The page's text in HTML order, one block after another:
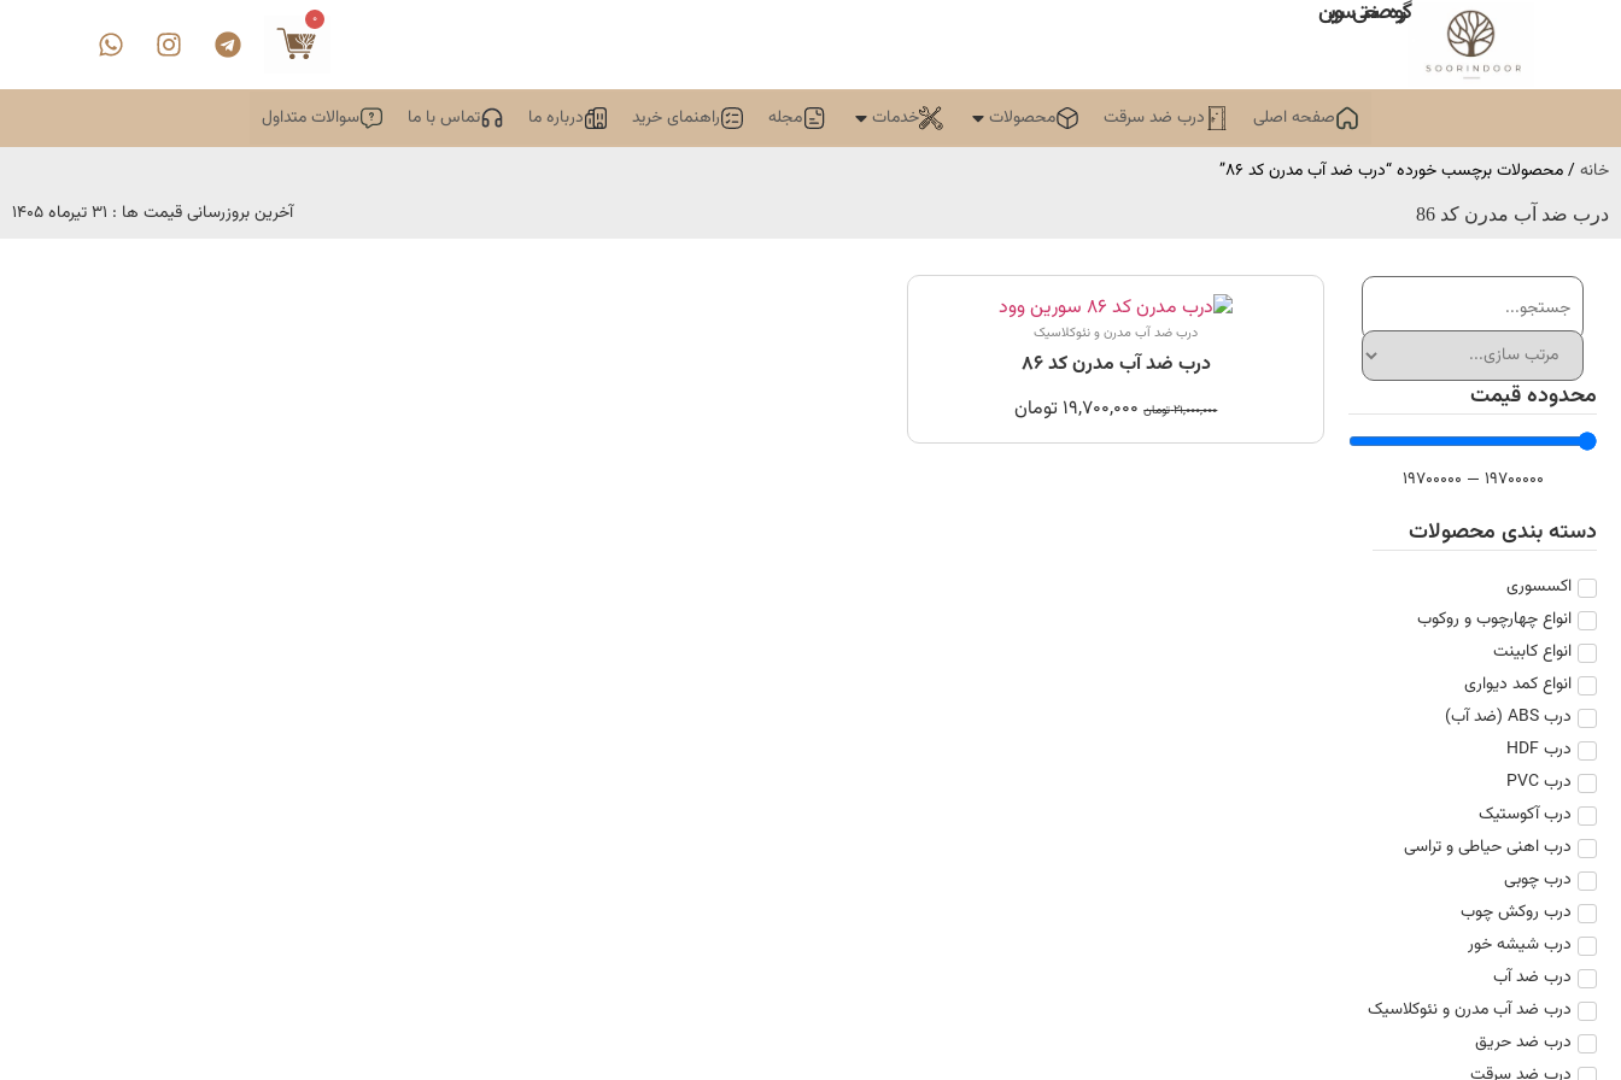
گروه صنعتی سورین 0
صفحه اصلی درب ضد سرقت محصولات خدمات مجله راهنمای خرید درباره ما تماس با ما
سوالات متداول
خانه/ محصولات برچسب خورده “درب ضد آب مدرن کد 86”
درب ضد آب مدرن کد 86 آخرین بروزرسانی قیمت ها : 31 تیرماه 1405
محدوده قیمت
19700000
—
19700000
دسته بندی محصولات
اکسسوری
انواع چهارچوب و روکوب
انواع کابینت
انواع کمد دیواری
درب ABS (ضد آب)
درب HDF
درب PVC
درب آکوستیک
درب اهنی حیاطی و تراسی
درب چوبی
درب روکش چوب
درب شیشه خور
درب ضد آب
درب ضد آب مدرن و نئوکلاسیک
درب ضد حریق
درب ضد سرقت
درب ضد آب مدرن و نئوکلاسیک
درب ضد آب مدرن کد 86
21,000,000 تومان 19,700,000 تومان